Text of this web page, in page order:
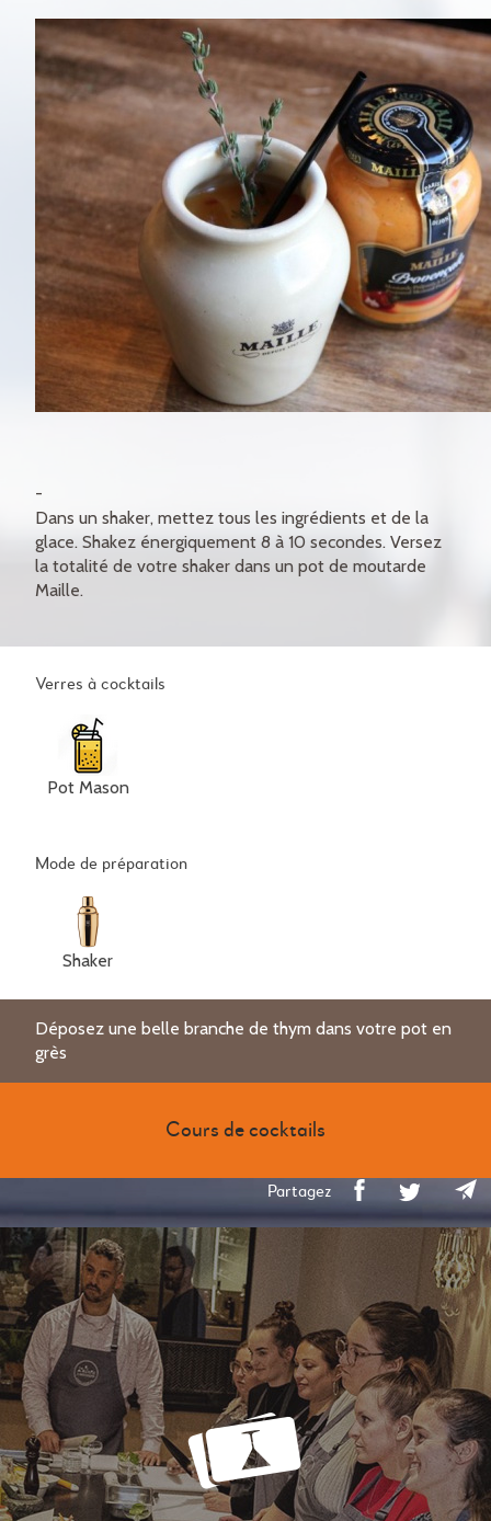
Dans un shaker, mettez tous les ingrédients et de la
glace. Shakez énergiquement 8 à 10 secondes. Versez
la totalité de votre shaker dans un pot de moutarde
Maille.
Verres à cocktails
Pot Mason
Mode de préparation
Shaker
Déposez une belle branche de thym dans votre pot en
grès
Cours de cocktails
Partagez